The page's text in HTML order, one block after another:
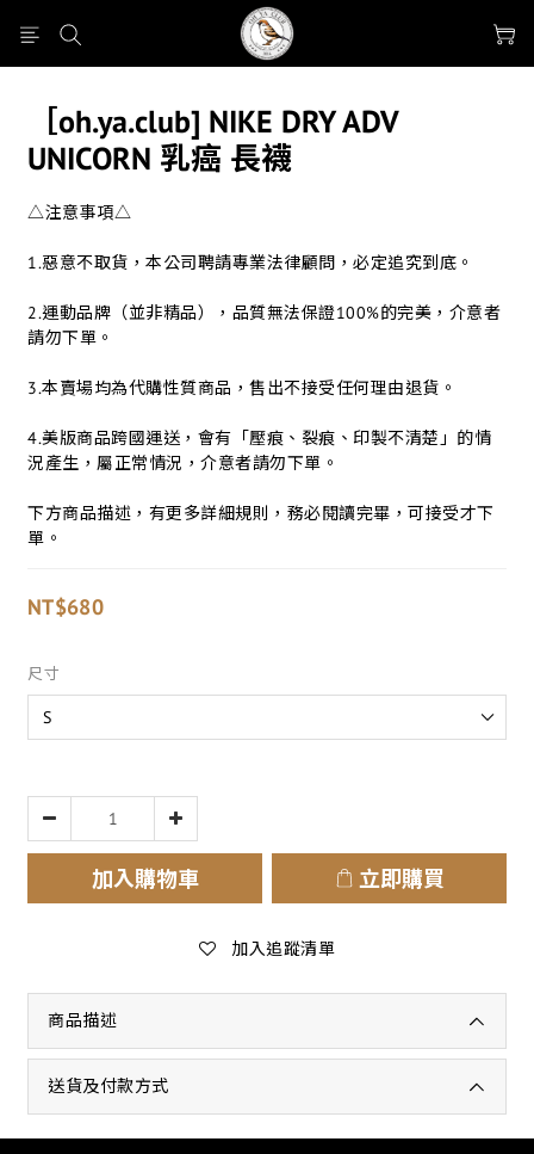
［oh.ya.club] NIKE DRY ADV
UNICORN 乳癌 長襪
△注意事項△
1.惡意不取貨，本公司聘請專業法律顧問，必定追究到底。
2.運動品牌（並非精品），品質無法保證100%的完美，介意者
請勿下單。
3.本賣場均為代購性質商品，售出不接受任何理由退貨。
4.美版商品跨國運送，會有「壓痕、裂痕、印製不清楚」的情
況產生，屬正常情況，介意者請勿下單。
下方商品描述，有更多詳細規則，務必閱讀完畢，可接受才下
單。
NT$680
尺寸
加入購物車 立即購買
加入追蹤清單
商品描述
送貨及付款方式